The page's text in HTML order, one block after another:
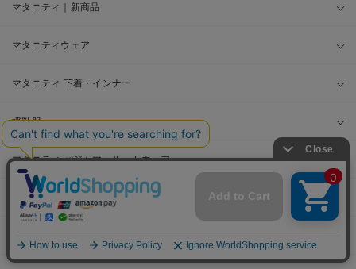
マタニティ｜新商品
マタニティウェア
マタニティ 下着・インナー
授乳服
マタニティ パジャマ・ルームウェア
マタニティ フォーマル